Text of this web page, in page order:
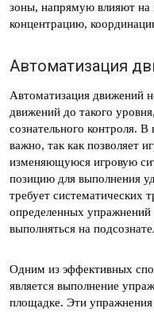
зоны, напрямую влияют на
концентрацию,
Автоматизация
Автоматизация движений
движений до такого
сознательного контроля.
важно, так как позволяет
изменяющуюся игровую
позицию для выполнения
требует систематических
определенных упражнений
выполняться на
Одним из эффективных
является выполнение
площадке. Эти упражнения